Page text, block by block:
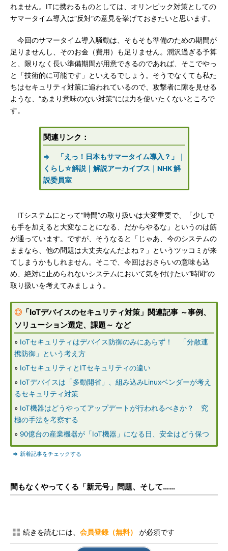
れません。ITに携わるものとしては、オリンピック対策としての
サマータイム導入は“反対”の意見を挙げておきたいと思います。
今回のサマータイム導入騒動は、そもそも準備のための期間が
足りませんし、そのお金（費用）も足りません。潤沢過ぎる予算
と、限りなく長い準備期間が用意できるのであれば、そこでやっ
と「技術的に可能です」といえるでしょう。そうでなくても私た
ちはセキュリティ対策に追われているので、攻撃者に隙を見せる
ような、“あまり意味のない対策”には力を使いたくないところで
す。
関連リンク：
⇒ 「えっ！日本もサマータイム導入？」｜
くらし☆解説｜解説アーカイブス｜NHK 解
説委員室
ITシステムにとって“時間”の取り扱いは大変重要で、「少しで
も手を加えると大変なことになる、だからやるな」というのは筋
が通っています。ですが、そうなると「じゃあ、今のシステムの
ままなら、他の問題は大丈夫なんだよね？」というツッコミが来
てしまうかもしれません。そこで、今回はおさらいの意味も込
め、絶対に止められないシステムにおいて気を付けたい“時間”の
取り扱いを考えてみましょう。
◎ 「IoTデバイスのセキュリティ対策」関連記事 ～事例、
ソリューション選定、課題～ など
» IoTセキュリティはデバイス防御のみにあらず！ 「分散連
携防御」という考え方
» IoTセキュリティとITセキュリティの違い
» IoTデバイスは「多動開省」、組み込みLinuxベンダーが考え
るセキュリティ対策
» IoT機器はどうやってアップデートが行われるべきか？ 究
極の手法を考察する
» 90億台の産業機器が「IoT機器」になる日、安全はどう保つ
⇒ 新着記事をチェックする
間もなくやってくる「新元号」問題、そして……
続きを読むには、 会員登録（無料） が必須です